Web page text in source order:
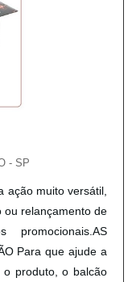
- SP
ação muito versátil,
ou relançamento de
Para que ajude a
produto, o balcão